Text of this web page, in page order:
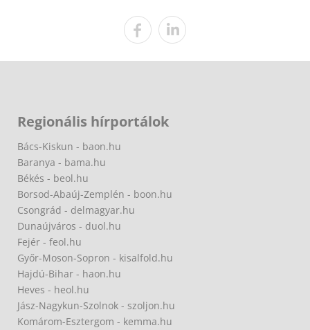
Regionális hírportálok
Bács-Kiskun - baon.hu
Baranya - bama.hu
Békés - beol.hu
Borsod-Abaúj-Zemplén - boon.hu
Csongrád - delmagyar.hu
Dunaújváros - duol.hu
Fejér - feol.hu
Győr-Moson-Sopron - kisalfold.hu
Hajdú-Bihar - haon.hu
Heves - heol.hu
Jász-Nagykun-Szolnok - szoljon.hu
Komárom-Esztergom - kemma.hu